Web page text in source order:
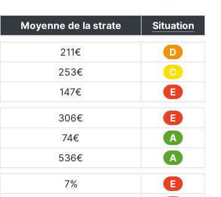
Moyenne de la strate Situation
211€
D
253€
C
147€ E
306€
E
74€
A
536€ A
7%
E